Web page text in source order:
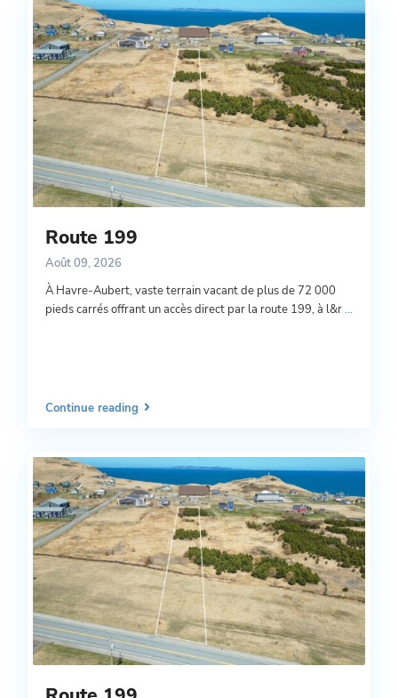
Route 199
Août 09, 2026
À Havre-Aubert, vaste terrain vacant de plus de 72 000
pieds carrés offrant un accès direct par la route 199, à l&r...
Continue reading